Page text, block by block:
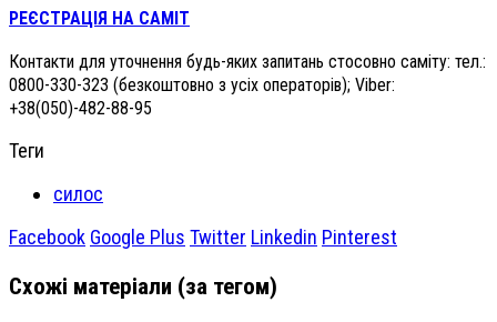
РЕЄСТРАЦІЯ НА САМІТ
Контакти для уточнення будь-яких запитань стосовно саміту: тел.:
0800-330-323 (безкоштовно з усіх операторів); Viber:
+38(050)-482-88-95
Теги
cилос
Facebook Google Plus Twitter Linkedin Pinterest
Схожі матеріали (за тегом)